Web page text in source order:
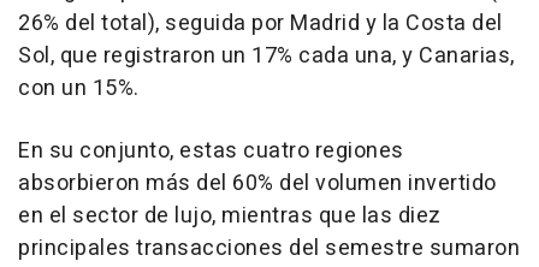
26% del total), seguida por Madrid y la Costa del
Sol, que registraron un 17% cada una, y Canarias,
con un 15%.
En su conjunto, estas cuatro regiones
absorbieron más del 60% del volumen invertido
en el sector de lujo, mientras que las diez
principales transacciones del semestre sumaron